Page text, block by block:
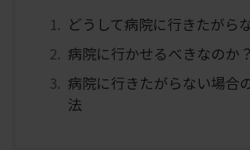
どうして病院に行きたがら
病院に行かせるべきなのか？
病院に行きたがらない場合
法